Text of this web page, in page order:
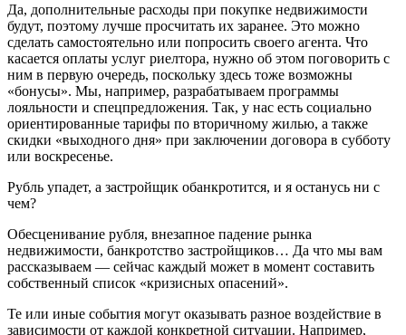
Да, дополнительные расходы при покупке недвижимости
будут, поэтому лучше просчитать их заранее. Это можно
сделать самостоятельно или попросить своего агента. Что
касается оплаты услуг риелтора, нужно об этом поговорить с
ним в первую очередь, поскольку здесь тоже возможны
«бонусы». Мы, например, разрабатываем программы
лояльности и спецпредложения. Так, у нас есть социально
ориентированные тарифы по вторичному жилью, а также
скидки «выходного дня» при заключении договора в субботу
или воскресенье.
Рубль упадет, а застройщик обанкротится, и я останусь ни с
чем?
Обесценивание рубля, внезапное падение рынка
недвижимости, банкротство застройщиков… Да что мы вам
рассказываем — сейчас каждый может в момент составить
собственный список «кризисных опасений».
Те или иные события могут оказывать разное воздействие в
зависимости от каждой конкретной ситуации. Например,